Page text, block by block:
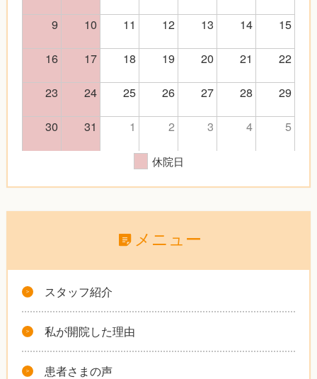
9 10 11 12 13 14
15
16
17 18 19 20 21
22
23
24 25 26 27 28
29
30
31 1 2 3 4 5
休院日
メニュー
スタッフ紹介
私が開院した理由
患者さまの声